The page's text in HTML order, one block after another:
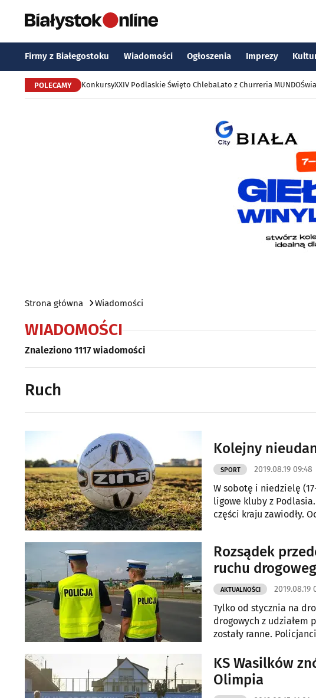
Firmy z Białegostoku Wiadomości Ogłoszenia Imprezy
POLECAMY KonkursyXXIV Podlaskie Święto ChlebaLato z Churreria MUNDO
Strona główna Wiadomości
WIADOMOŚCI
Znaleziono 1117 wiadomości
Ruch
Kolejny
SPORT 2019.08.19 09:48
W sobotę i niedzielę
ligowe kluby z
części kraju zawiodły.
Rozsądek
ruchu
AKTUALNOŚCI 2019.08.19
Tylko od stycznia na
drogowych z udziałem
zostały ranne.
KS Wasilków
Olimpia